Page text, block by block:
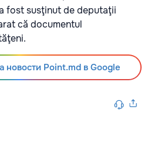
fost susţinut de deputaţii
că documentul
новости Point.md в Google